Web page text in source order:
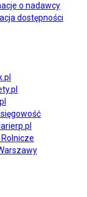
o nadawcy
dostępności